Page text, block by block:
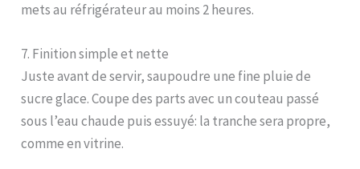
mets au réfrigérateur au moins 2 heures.
7. Finition simple et nette
Juste avant de servir, saupoudre une fine pluie de
sucre glace. Coupe des parts avec un couteau passé
sous l’eau chaude puis essuyé: la tranche sera propre,
comme en vitrine.